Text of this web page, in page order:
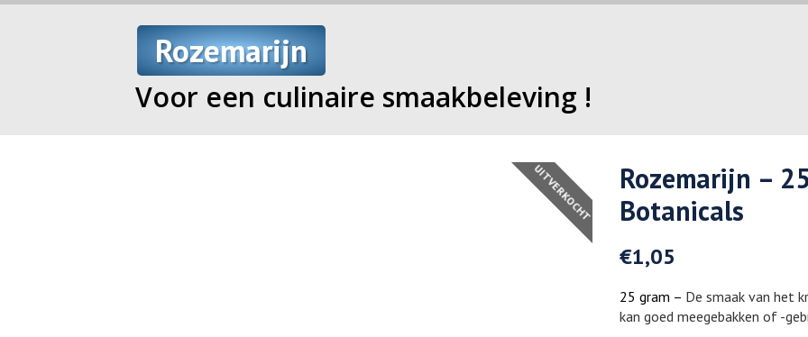
Rozemarijn
Voor een culinaire smaakbeleving !
UITVERKOCHT
Rozemarijn –
Botanicals
€1,05
25 gram – De smaak van het
kan goed meegebakken of -